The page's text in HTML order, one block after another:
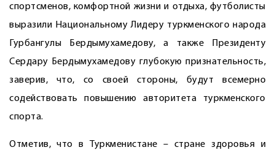
спортсменов, комфортной жизни и отдыха, футболисты
выразили Национальному Лидеру туркменского народа
Гурбангулы Бердымухамедову, а также Президенту
Сердару Бердымухамедову глубокую признательность,
заверив, что, со своей стороны, будут всемерно
содействовать повышению авторитета туркменского
спорта.
Отметив, что в Туркменистане – стране здоровья и